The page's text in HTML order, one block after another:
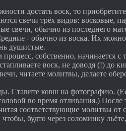
достать воск, то
свечи трёх видов: восковые,
свечи, обычно из последнего
- обычно из воска. Их
душистые.
собственно, начинается с
воск, не доводя (!) до
читаете молитвы, делаете
Ставите ковш на фотографию.
во время отливания.) После
соответствующие молитвы от
будто через соломинку